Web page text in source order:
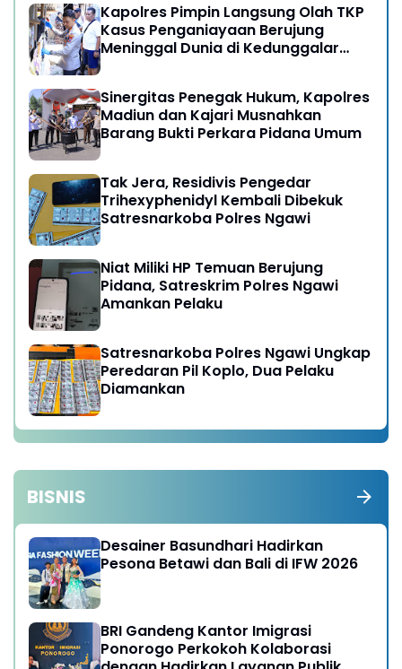
Kapolres Pimpin Langsung Olah TKP
Kasus Penganiayaan Berujung
Meninggal Dunia di Kedunggalar
Sinergitas Penegak Hukum, Kapolres
Madiun dan Kajari Musnahkan
Barang Bukti Perkara Pidana Umum
Tak Jera, Residivis Pengedar
Trihexyphenidyl Kembali Dibekuk
Satresnarkoba Polres Ngawi
Niat Miliki HP Temuan Berujung
Pidana, Satreskrim Polres Ngawi
Amankan Pelaku
Satresnarkoba Polres Ngawi Ungkap
Peredaran Pil Koplo, Dua Pelaku
Diamankan
BISNIS
Desainer Basundhari Hadirkan
Pesona Betawi dan Bali di IFW 2026
BRI Gandeng Kantor Imigrasi
Ponorogo Perkokoh Kolaborasi